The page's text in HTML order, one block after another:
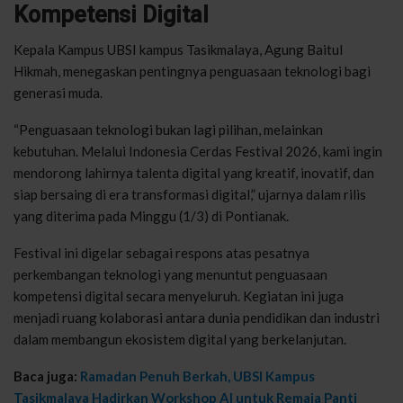
Kompetensi Digital
Kepala Kampus UBSI kampus Tasikmalaya, Agung Baitul
Hikmah, menegaskan pentingnya penguasaan teknologi bagi
generasi muda.
“Penguasaan teknologi bukan lagi pilihan, melainkan
kebutuhan. Melalui Indonesia Cerdas Festival 2026, kami ingin
mendorong lahirnya talenta digital yang kreatif, inovatif, dan
siap bersaing di era transformasi digital,” ujarnya dalam rilis
yang diterima pada Minggu (1/3) di Pontianak.
Festival ini digelar sebagai respons atas pesatnya
perkembangan teknologi yang menuntut penguasaan
kompetensi digital secara menyeluruh. Kegiatan ini juga
menjadi ruang kolaborasi antara dunia pendidikan dan industri
dalam membangun ekosistem digital yang berkelanjutan.
Baca juga: Ramadan Penuh Berkah, UBSI Kampus
Tasikmalaya Hadirkan Workshop AI untuk Remaja Panti